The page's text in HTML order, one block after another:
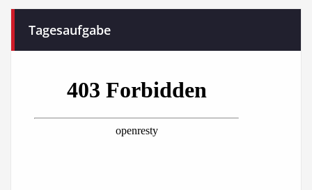
Tagesaufgabe